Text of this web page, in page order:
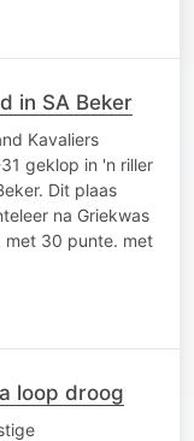
in SA Beker
Kavaliers
geklop in 'n riller
Dit plaas
na Griekwas
met 30 punte. met
loop droog